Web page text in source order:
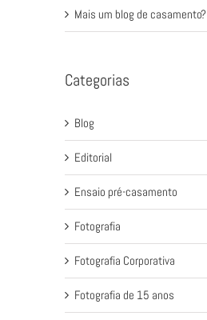
Mais um blog de casamento?
Categorias
Blog
Editorial
Ensaio pré-casamento
Fotografia
Fotografia Corporativa
Fotografia de 15 anos